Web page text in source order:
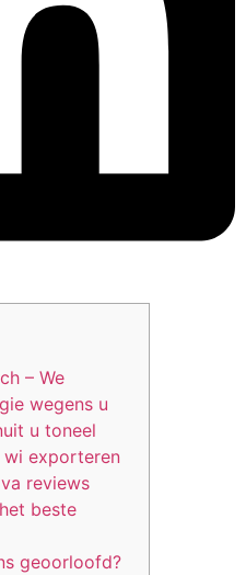
– We
wegens u
u toneel
exporteren
reviews
beste
geoorloofd?